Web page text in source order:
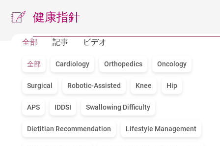
健康指針
全部 記事 ビデオ
全部 Cardiology Orthopedics Oncology
Surgical Robotic-Assisted Knee Hip
APS IDDSI Swallowing Difficulty
Dietitian Recommendation Lifestyle Management